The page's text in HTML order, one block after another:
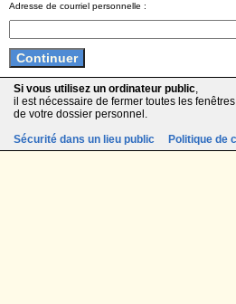
Adresse de courriel personnelle :
Si vous utilisez un ordinateur public,
il est nécessaire de fermer toutes les
de votre dossier personnel.
Sécurité dans un lieu public
Politique de